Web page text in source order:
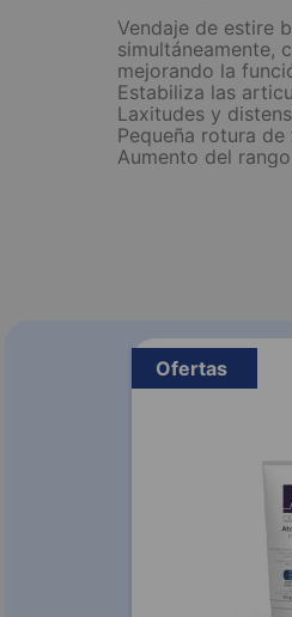
Vendaje de estire
simultáneamente,
mejorando la
Estabiliza las
Laxitudes y
Pequeña rotura
Aumento del
Ofertas